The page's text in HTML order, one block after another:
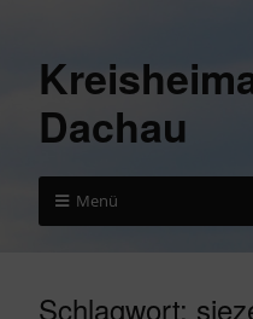
Dachau
Menü
Schlagwort: